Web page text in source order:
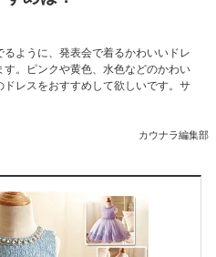
ように、発表会で着るかわいいドレ
。ピンクや黄色、水色などのかわい
レスをおすすめして欲しいです。サ
カウナラ編集部